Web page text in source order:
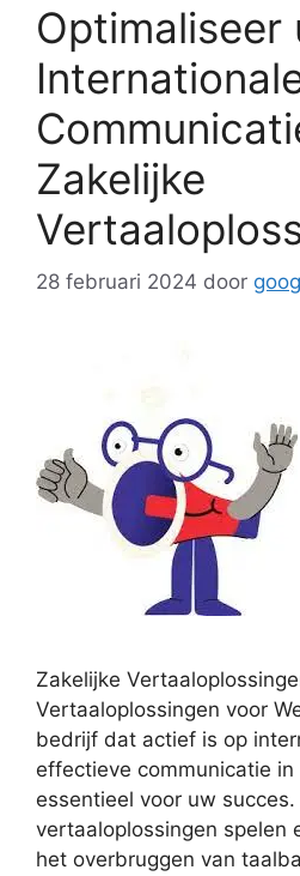
Optimaliseer
Zakelijke
28 februari 2024 door
Zakelijke
Vertaaloplossingen voor
bedrijf dat actief is op
effectieve communicatie
essentieel voor uw succes.
vertaaloplossingen spelen
het overbruggen van